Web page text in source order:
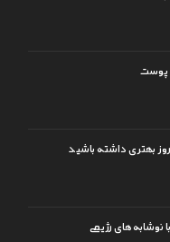
پوست
بهتری داشته باشید
نوشابه‌های رژیمی